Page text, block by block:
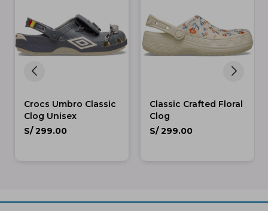
Crocs Umbro Classic
Clog Unisex
S/ 299.00
Classic Crafted Floral
Clog
S/ 299.00